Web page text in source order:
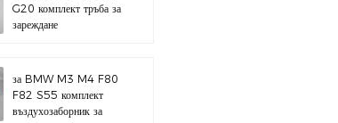
G20 комплект тръба за
зареждане
за BMW M3 M4 F80
F82 S55 комплект
въздухозаборник за